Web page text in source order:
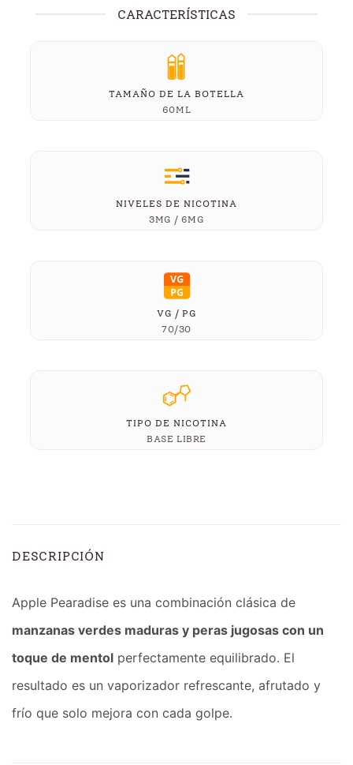
CARACTERÍSTICAS
TAMAÑO DE LA BOTELLA
60ML
NIVELES DE NICOTINA
3MG / 6MG
VG / PG
70/30
TIPO DE NICOTINA
BASE LIBRE
DESCRIPCIÓN
Apple Pearadise es una combinación clásica de
manzanas verdes maduras y peras jugosas con un
toque de mentol perfectamente equilibrado. El
resultado es un vaporizador refrescante, afrutado y
frío que solo mejora con cada golpe.